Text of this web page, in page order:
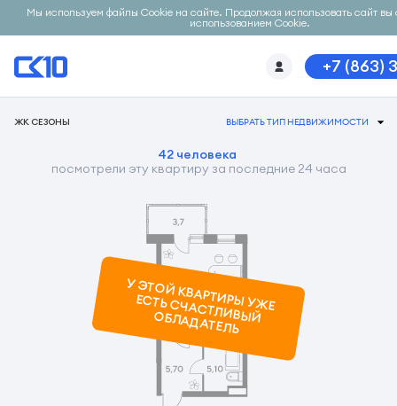
Мы используем файлы Cookie на сайте. Продолжая использовать сайт вы
использованием Cookie.
+7 (863)
ЖК СЕЗОНЫ ВЫБРАТЬ ТИП НЕДВИЖИМОСТИ
42 человека
посмотрели эту квартиру за последние 24 часа
У ЭТОЙ КВАРТИРЫ УЖ
Е
ЕСТЬ СЧАСТЛИВЫЙ ОБЛАДАТЕЛЬ